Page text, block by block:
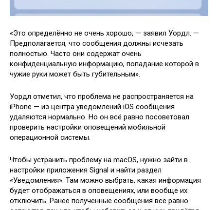
«Это определённо не очень хорошо, — заявил Уордл. —
Предполагается, что сообщения должны исчезать
полностью. Часто они содержат очень
конфиденциальную информацию, попадание которой в
чужие руки может быть губительным».
Уордл отметил, что проблема не распространяется на
iPhone — из центра уведомлений iOS сообщения
удаляются нормально. Но он всё равно посоветовал
проверить настройки оповещений мобильной
операционной системы.
Чтобы устранить проблему на macOS, нужно зайти в
настройки приложения Signal и найти раздел
«Уведомления». Там можно выбрать, какая информация
будет отображаться в оповещениях, или вообще их
отключить. Ранее полученные сообщения всё равно